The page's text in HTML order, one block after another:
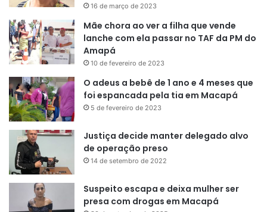
16 de março de 2023
Mãe chora ao ver a filha que vende
lanche com ela passar no TAF da PM do
Amapá
10 de fevereiro de 2023
O adeus a bebê de 1 ano e 4 meses que
foi espancada pela tia em Macapá
5 de fevereiro de 2023
Justiça decide manter delegado alvo
de operação preso
14 de setembro de 2022
Suspeito escapa e deixa mulher ser
presa com drogas em Macapá